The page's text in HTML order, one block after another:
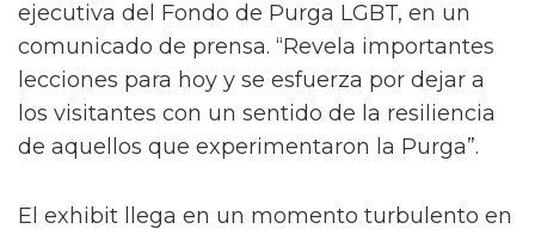
ejecutiva del Fondo de Purga LGBT, en un
comunicado de prensa. “Revela importantes
lecciones para hoy y se esfuerza por dejar a
los visitantes con un sentido de la resiliencia
de aquellos que experimentaron la Purga”.
El exhibit llega en un momento turbulento en